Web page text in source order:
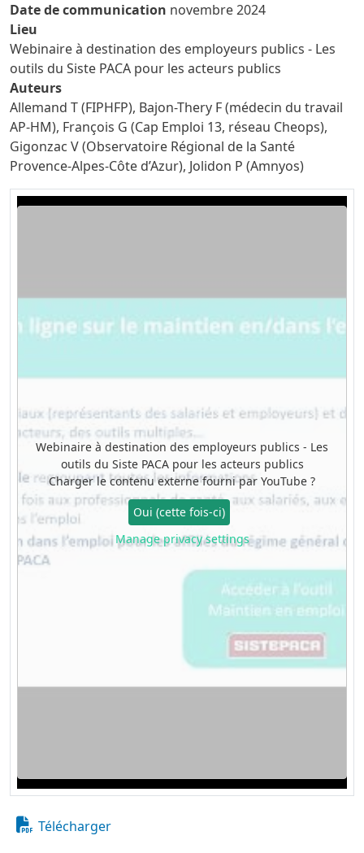
Date de communication novembre 2024
Lieu
Webinaire à destination des employeurs publics - Les
outils du Siste PACA pour les acteurs publics
Auteurs
Allemand T (FIPHFP), Bajon-Thery F (médecin du travail
AP-HM), François G (Cap Emploi 13, réseau Cheops),
Gigonzac V (Observatoire Régional de la Santé
Provence-Alpes-Côte d’Azur), Jolidon P (Amnyos)
Video URL
Webinaire à destination des employeurs publics - Les
outils du Siste PACA pour les acteurs publics
Charger le contenu externe fourni par YouTube ?
Oui (cette fois-ci)
Manage privacy settings
Télécharger